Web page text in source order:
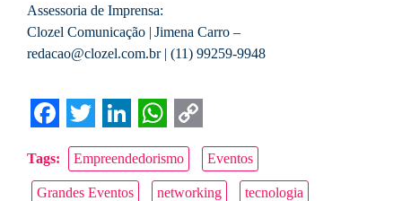
Assessoria de Imprensa:
Clozel Comunicação | Jimena Carro –
redacao@clozel.com.br | (11) 99259-9948
Facebook
Twitter
LinkedIn
WhatsApp
Copy
Link
Tags: Empreendedorismo Eventos
Grandes Eventos networking tecnologia